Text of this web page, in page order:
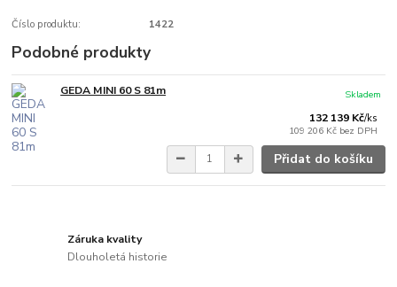
Číslo produktu: 1422
Podobné produkty
GEDA MINI 60 S 81m
132 139 Kč/ks
109 206 Kč bez DPH
Skladem
Přidat do košíku
Záruka kvality
Dlouholetá historie